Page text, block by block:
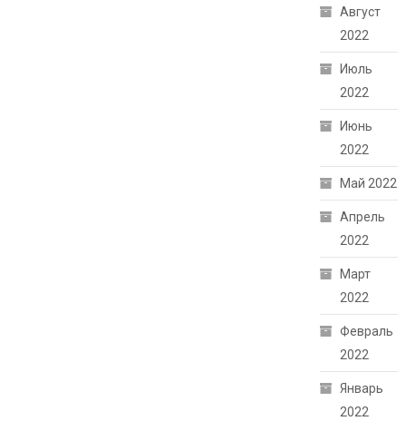
Август
2022
Июль
2022
Июнь
2022
Май 2022
Апрель
2022
Март
2022
Февраль
2022
Январь
2022